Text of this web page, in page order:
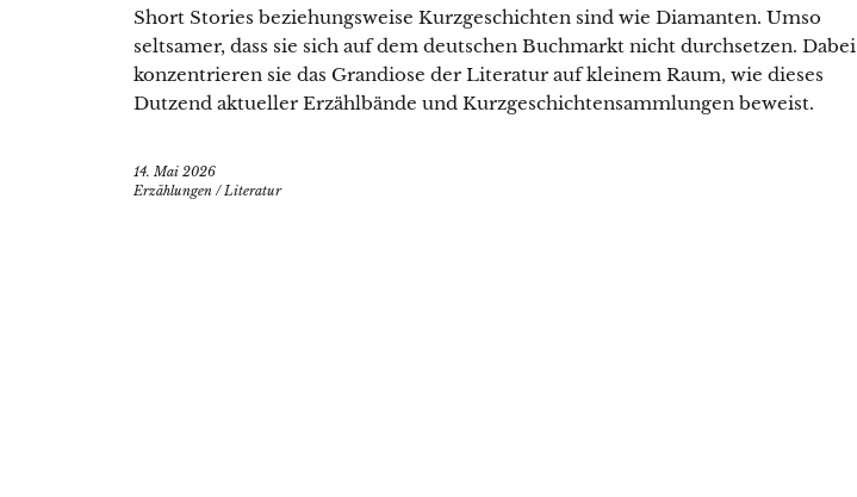
Short Stories beziehungsweise Kurzgeschichten sind wie Diamanten. Umso
seltsamer, dass sie sich auf dem deutschen Buchmarkt nicht durchsetzen. Dabei
konzentrieren sie das Grandiose der Literatur auf kleinem Raum, wie dieses
Dutzend aktueller Erzählbände und Kurzgeschichtensammlungen beweist.
14. Mai 2026
Erzählungen /Literatur